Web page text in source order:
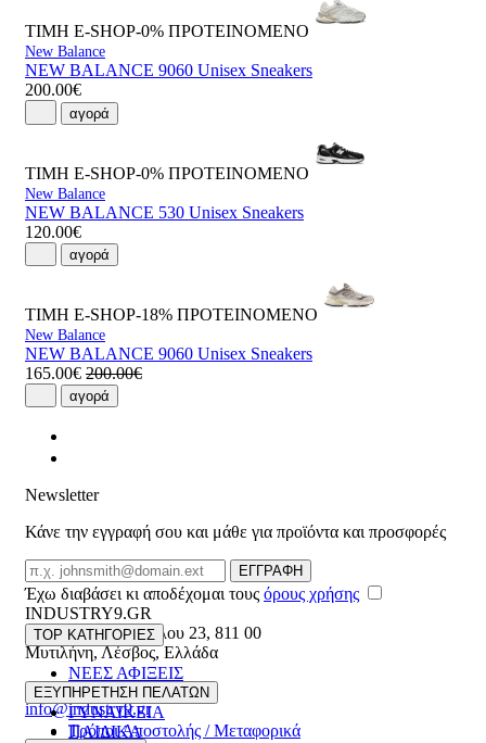
ΤΙΜΗ E-SHOP-0% ΠΡΟΤΕΙΝΟΜΕΝΟ
New Balance
NEW BALANCE 9060 Unisex Sneakers
200.00€
αγορά
ΤΙΜΗ E-SHOP-0% ΠΡΟΤΕΙΝΟΜΕΝΟ
New Balance
NEW BALANCE 530 Unisex Sneakers
120.00€
αγορά
ΤΙΜΗ E-SHOP-18% ΠΡΟΤΕΙΝΟΜΕΝΟ
New Balance
NEW BALANCE 9060 Unisex Sneakers
165.00€ 200.00€
αγορά
Newsletter
Κάνε την εγγραφή σου και μάθε για προϊόντα και προσφορές
Email
ΕΓΓΡΑΦΗ
Έχω διαβάσει κι αποδέχομαι τους όρους χρήσης
INDUSTRY9.GR
Ελευθέριου Βενιζέλου 23, 811 00
Μυτιλήνη,Λέσβος,Ελλάδα
22510 55629
info@industry9.gr
TOP ΚΑΤΗΓΟΡΙΕΣ
ΝΕΕΣ ΑΦΙΞΕΙΣ
ΑΝΔΡΙΚΑ
ΓΥΝΑΙΚΕΙΑ
ΠΑΙΔΙΚΑ
ΕΞΥΠΗΡΕΤΗΣΗ ΠΕΛΑΤΩΝ
Τρόποι Αποστολής / Μεταφορικά